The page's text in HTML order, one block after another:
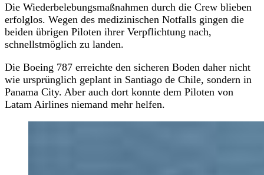
Die Wiederbelebungsmaßnahmen durch die Crew blieben
erfolglos. Wegen des medizinischen Notfalls gingen die
beiden übrigen Piloten ihrer Verpflichtung nach,
schnellstmöglich zu landen.
Die Boeing 787 erreichte den sicheren Boden daher nicht
wie ursprünglich geplant in Santiago de Chile, sondern in
Panama City. Aber auch dort konnte dem Piloten von
Latam Airlines niemand mehr helfen.